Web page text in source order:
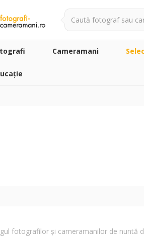
Cameramani
fotografilor și cameramanilor de nuntă